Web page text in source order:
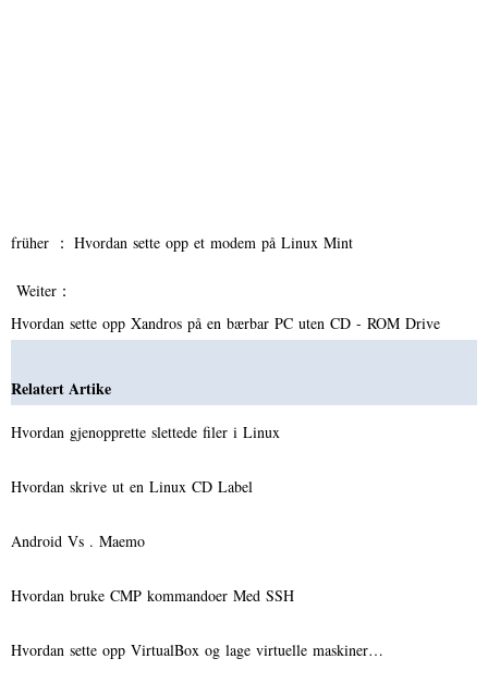
früher ： Hvordan sette opp et modem på Linux Mint
Weiter：
Hvordan sette opp Xandros på en bærbar PC uten CD - ROM Drive
Relatert Artike
Hvordan gjenopprette slettede filer i Linux
Hvordan skrive ut en Linux CD Label
Android Vs . Maemo
Hvordan bruke CMP kommandoer Med SSH
Hvordan sette opp VirtualBox og lage virtuelle maskiner…